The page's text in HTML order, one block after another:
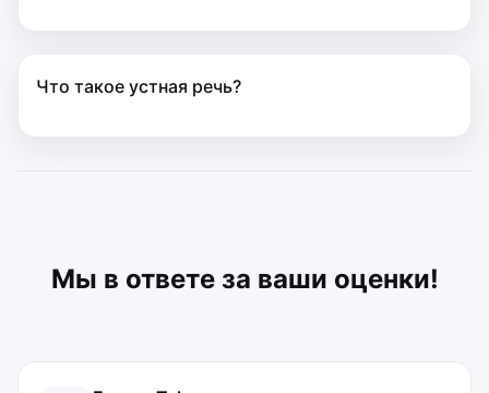
Что такое устная речь?
Мы в ответе за ваши оценки!